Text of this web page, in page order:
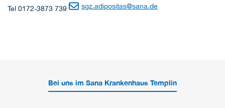
Tel 0172-3873 739
sgz.adipositas@sana.de
Bei uns im Sana Krankenhaus Templin